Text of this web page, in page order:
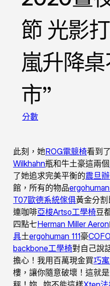
節 光影
嵐升降
市”
分數
此刻，她ROG電競椅看到
Wilkhahn瓶和牛土豪這兩個
了她追求完美平衡的震旦
館，所有的物品ergohuman
T07歐德系統傢俱黃金分
連咖啡亞梭Artso工學椅豆
四點七Herman Miller Aeron
具土ergohuman 111豪COFO
backbone工學椅對自己說
擔心！我用百萬現金買巧
樓，讓你隨意破壞！這就是